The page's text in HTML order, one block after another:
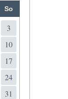
So
3
10
17
24
31